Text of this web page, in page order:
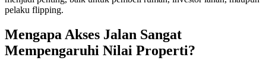
pelaku flipping.
Mengapa Akses Jalan Sangat
Mempengaruhi Nilai Properti?